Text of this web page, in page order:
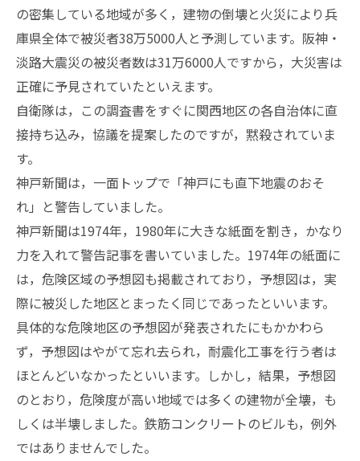
の密集している地域が多く，建物の倒壊と火災により兵
庫県全体で被災者38万5000人と予測しています。阪神・
淡路大震災の被災者数は31万6000人ですから，大災害は
正確に予見されていたといえます。
自衛隊は，この調査書をすぐに関西地区の各自治体に直
接持ち込み，協議を提案したのですが，黙殺されていま
す。
神戸新聞は，一面トップで「神戸にも直下地震のおそ
れ」と警告していました。
神戸新聞は1974年，1980年に大きな紙面を割き，かなり
力を入れて警告記事を書いていました。1974年の紙面に
は，危険区域の予想図も掲載されており，予想図は，実
際に被災した地区とまったく同じであったといいます。
具体的な危険地区の予想図が発表されたにもかかわら
ず，予想図はやがて忘れ去られ，耐震化工事を行う者は
ほとんどいなかったといいます。しかし，結果，予想図
のとおり，危険度が高い地域では多くの建物が全壊，も
しくは半壊しました。鉄筋コンクリートのビルも，例外
ではありませんでした。